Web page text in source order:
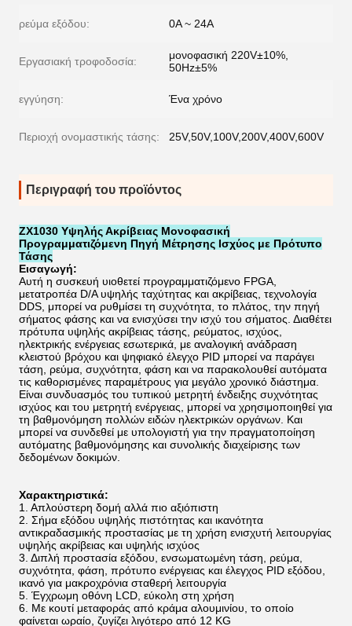
ρεύμα εξόδου: 0A ~ 24A
Εργασιακή τροφοδοσία:
μονοφασική 220V±10%,
50Hz±5%
εγγύηση: Ένα χρόνο
Περιοχή ονομαστικής τάσης: 25V,50V,100V,200V,400V,600V
Περιγραφή του προϊόντος
ZX1030 Υψηλής Ακρίβειας Μονοφασική
Προγραμματιζόμενη Πηγή Μέτρησης Ισχύος με Πρότυπο
Τάσης
Εισαγωγή:
Αυτή η συσκευή υιοθετεί προγραμματιζόμενο FPGA,
μετατροπέα D/A υψηλής ταχύτητας και ακρίβειας, τεχνολογία
DDS, μπορεί να ρυθμίσει τη συχνότητα, το πλάτος, την πηγή
σήματος φάσης και να ενισχύσει την ισχύ του σήματος. Διαθέτει
πρότυπα υψηλής ακρίβειας τάσης, ρεύματος, ισχύος,
ηλεκτρικής ενέργειας εσωτερικά, με αναλογική ανάδραση
κλειστού βρόχου και ψηφιακό έλεγχο PID μπορεί να παράγει
τάση, ρεύμα, συχνότητα, φάση και να παρακολουθεί αυτόματα
τις καθορισμένες παραμέτρους για μεγάλο χρονικό διάστημα.
Είναι συνδυασμός του τυπικού μετρητή ένδειξης συχνότητας
ισχύος και του μετρητή ενέργειας, μπορεί να χρησιμοποιηθεί για
τη βαθμονόμηση πολλών ειδών ηλεκτρικών οργάνων. Και
μπορεί να συνδεθεί με υπολογιστή για την πραγματοποίηση
αυτόματης βαθμονόμησης και συνολικής διαχείρισης των
δεδομένων δοκιμών.
Χαρακτηριστικά:
1. Απλούστερη δομή αλλά πιο αξιόπιστη
2. Σήμα εξόδου υψηλής πιστότητας και ικανότητα
αντικραδασμικής προστασίας με τη χρήση ενισχυτή λειτουργίας
υψηλής ακρίβειας και υψηλής ισχύος
3. Διπλή προστασία εξόδου, ενσωματωμένη τάση, ρεύμα,
συχνότητα, φάση, πρότυπο ενέργειας και έλεγχος PID εξόδου,
ικανό για μακροχρόνια σταθερή λειτουργία
5. Έγχρωμη οθόνη LCD, εύκολη στη χρήση
6. Με κουτί μεταφοράς από κράμα αλουμινίου, το οποίο
φαίνεται ωραίο, ζυγίζει λιγότερο από 12 KG